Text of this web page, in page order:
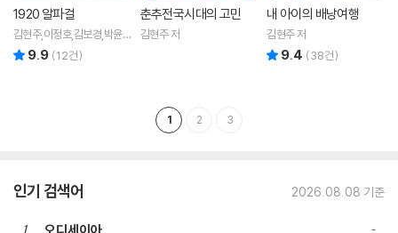
1920 알파걸
김현주,이정호,김보경,박윤
우,문성희 공저
9.9 (12건)
춘추전국시대의 고민
김현주 저
내 아이의 배낭여행
김현주 저
9.4 (38건)
1 2 3
인기 검색어 2026.08.08 기준